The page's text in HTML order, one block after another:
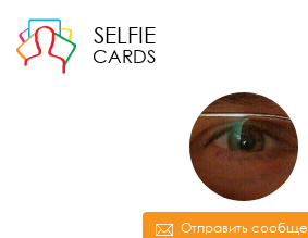
SELFIE
CARDS
Отправить